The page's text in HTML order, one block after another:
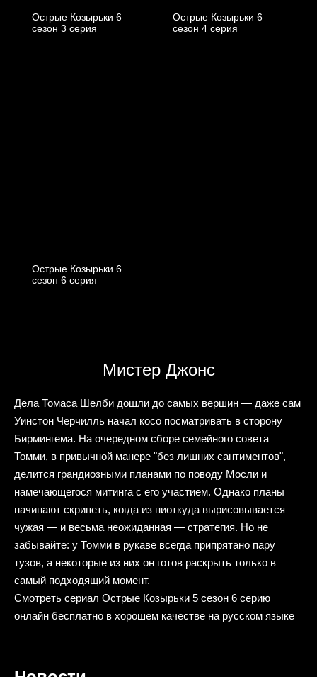
Острые Козырьки 6
cезон 3 cерия
Острые Козырьки 6
cезон 4 cерия
Острые Козырьки 6
cезон 6 cерия
Мистер Джонс
Дела Томаса Шелби дошли до самых вершин — даже сам
Уинстон Черчилль начал косо посматривать в сторону
Бирмингема. На очередном сборе семейного совета
Томми, в привычной манере "без лишних сантиментов",
делится грандиозными планами по поводу Мосли и
намечающегося митинга с его участием. Однако планы
начинают скрипеть, когда из ниоткуда вырисовывается
чужая — и весьма неожиданная — стратегия. Но не
забывайте: у Томми в рукаве всегда припрятано пару
тузов, а некоторые из них он готов раскрыть только в
самый подходящий момент.
Смотреть сериал Острые Козырьки 5 сезон 6 серию
онлайн бесплатно в хорошем качестве на русском языке